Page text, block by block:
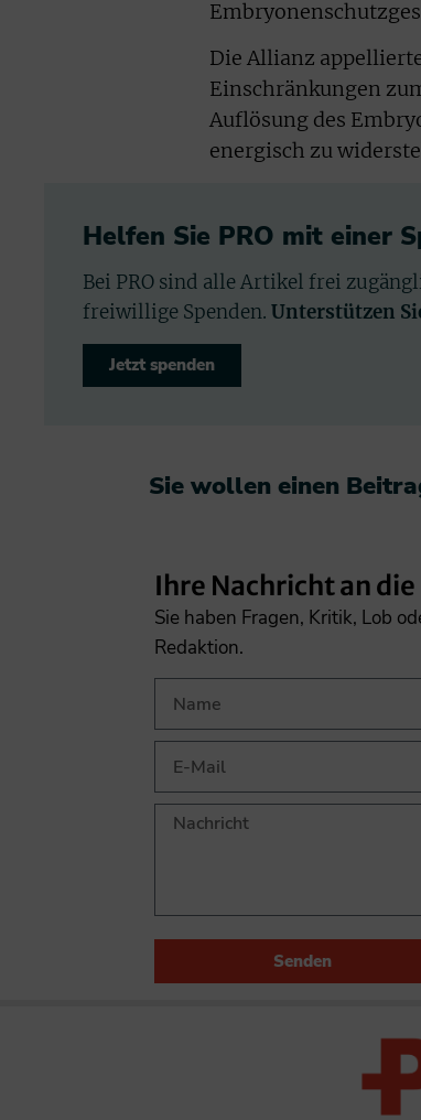
Die Allianz
Einschränkungen
Auflösung des
energisch zu
Helfen Sie PRO mit einer
Bei PRO sind alle Artikel frei
freiwillige Spenden. Unterstützen
Jetzt spenden
Sie wollen einen
Ihre Nachricht an
Sie haben Fragen, Kritik, Lob
Redaktion.
Senden